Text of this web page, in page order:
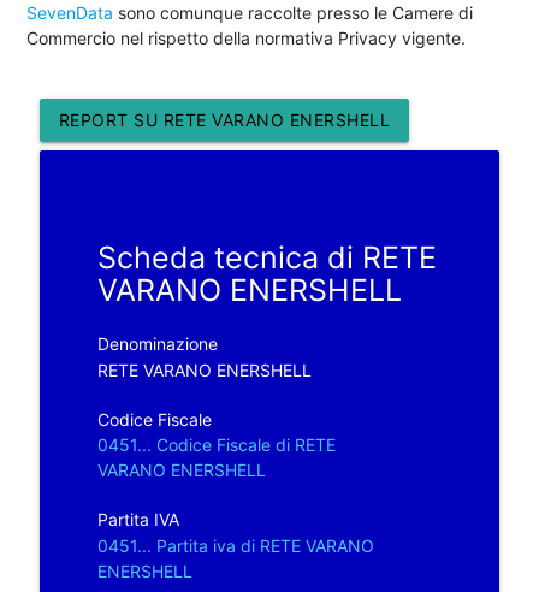
SevenData sono comunque raccolte presso le Camere di
Commercio nel rispetto della normativa Privacy vigente.
REPORT SU RETE VARANO ENERSHELL
Scheda tecnica di RETE
VARANO ENERSHELL
Denominazione
RETE VARANO ENERSHELL
Codice Fiscale
0451... Codice Fiscale di RETE
VARANO ENERSHELL
Partita IVA
0451... Partita iva di RETE VARANO
ENERSHELL